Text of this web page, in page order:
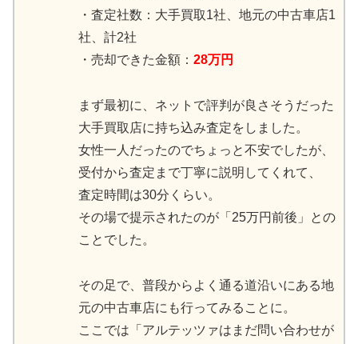
・査定社数：大手買取1社、地元の中古車店1
社、計2社
・売却できた金額： 28万円
まず最初に、ネットで評判が良さそうだった
大手買取店に持ち込み査定をしました。
女性一人だったのでちょっと不安でしたが、
受付から査定まで丁寧に説明してくれて、
査定時間は30分くらい。
その場で提示されたのが「25万円前後」との
ことでした。
その足で、普段からよく通る道沿いにある地
元の中古車店にも行ってみることに。
ここでは「アルテッツァはまだ問い合わせが